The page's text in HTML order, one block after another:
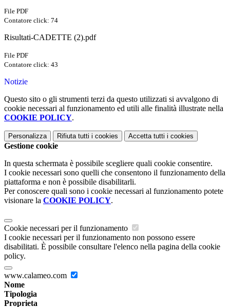
File PDF
Contatore click: 74
Risultati-CADETTE (2).pdf
File PDF
Contatore click: 43
Notizie
Questo sito o gli strumenti terzi da questo utilizzati si avvalgono di
cookie necessari al funzionamento ed utili alle finalità illustrate nella
COOKIE POLICY.
Personalizza Rifiuta tutti i cookies Accetta tutti i cookies
Gestione cookie
In questa schermata è possibile scegliere quali cookie consentire.
I cookie necessari sono quelli che consentono il funzionamento della
piattaforma e non è possibile disabilitarli.
Per conoscere quali sono i cookie necessari al funzionamento potete
visionare la COOKIE POLICY.
Cookie necessari per il funzionamento
I cookie necessari per il funzionamento non possono essere
disabilitati. È possibile consultare l'elenco nella pagina della cookie
policy.
www.calameo.com
Nome
Tipologia
Proprieta